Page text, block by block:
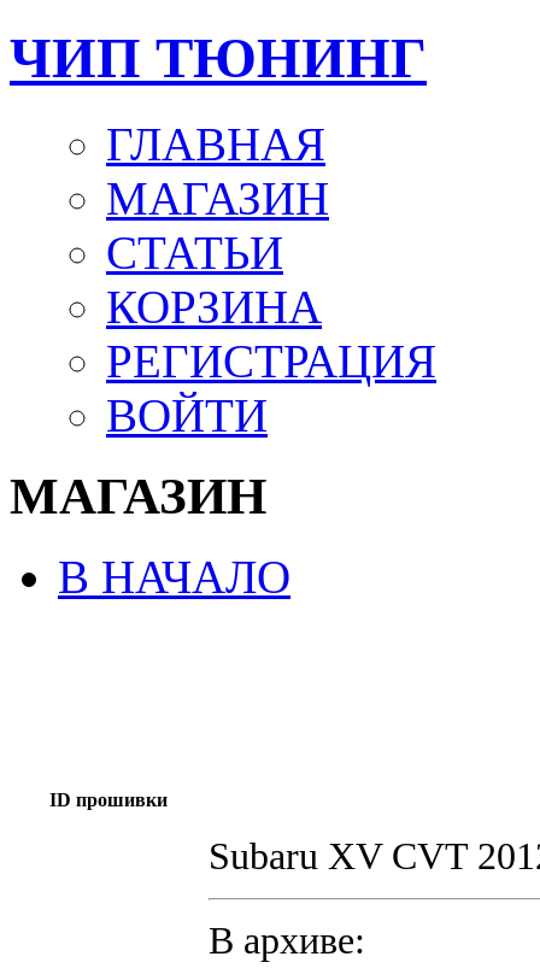
ЧИП ТЮНИНГ
ГЛАВНАЯ
МАГАЗИН
СТАТЬИ
КОРЗИНА
РЕГИСТРАЦИЯ
ВОЙТИ
МАГАЗИН
В НАЧАЛО
ID прошивки
Subaru XV CVT
В архиве: